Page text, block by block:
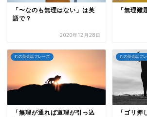
「〜なのも無理はない」は英
語で？
2020年12月28日
「無理難
むの英会話フレーズ
「無理が通れば道理が引っ込
むの英会話フ
「ゴリ押